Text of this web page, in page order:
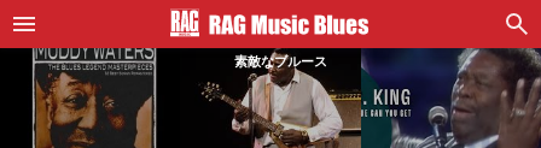
素敵なブルース